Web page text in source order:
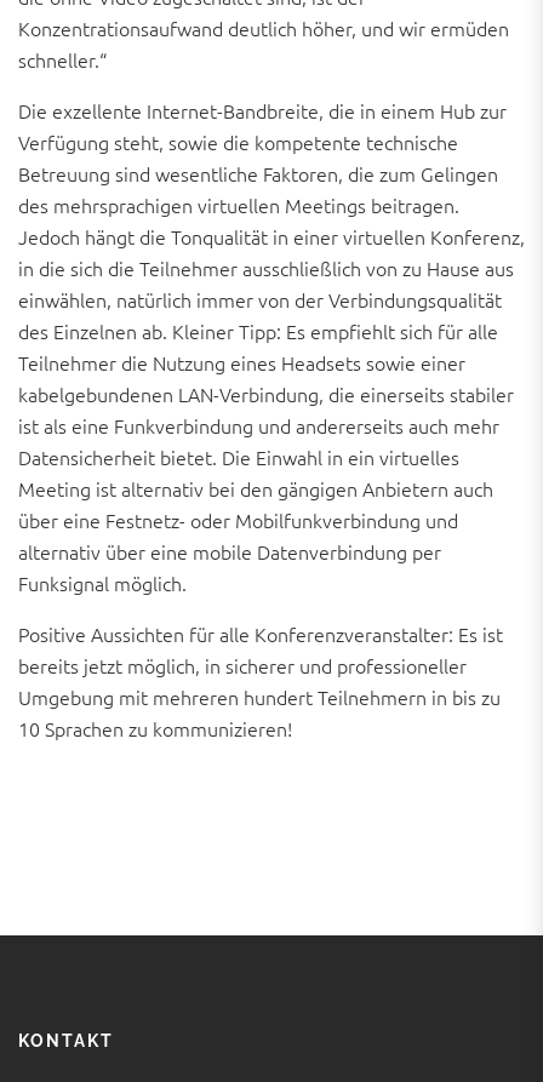
Konzentrationsaufwand deutlich höher, und wir ermüden
schneller.“
Die exzellente Internet-Bandbreite, die in einem Hub zur
Verfügung steht, sowie die kompetente technische
Betreuung sind wesentliche Faktoren, die zum Gelingen
des mehrsprachigen virtuellen Meetings beitragen.
Jedoch hängt die Tonqualität in einer virtuellen Konferenz,
in die sich die Teilnehmer ausschließlich von zu Hause aus
einwählen, natürlich immer von der Verbindungsqualität
des Einzelnen ab. Kleiner Tipp: Es empfiehlt sich für alle
Teilnehmer die Nutzung eines Headsets sowie einer
kabelgebundenen LAN-Verbindung, die einerseits stabiler
ist als eine Funkverbindung und andererseits auch mehr
Datensicherheit bietet. Die Einwahl in ein virtuelles
Meeting ist alternativ bei den gängigen Anbietern auch
über eine Festnetz- oder Mobilfunkverbindung und
alternativ über eine mobile Datenverbindung per
Funksignal möglich.
Positive Aussichten für alle Konferenzveranstalter: Es ist
bereits jetzt möglich, in sicherer und professioneller
Umgebung mit mehreren hundert Teilnehmern in bis zu
10 Sprachen zu kommunizieren!
KONTAKT